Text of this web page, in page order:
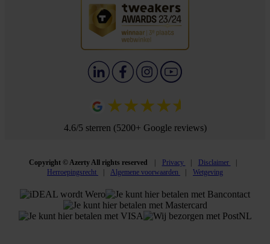
4.6/5 sterren (5200+ Google reviews)
Copyright © Azerty All rights reserved Privacy
Disclaimer
Herroepingsrecht
Algemene voorwaarden Wetgeving